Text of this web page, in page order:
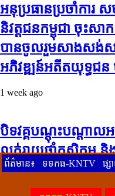
អនុប្រធានប្រចាំការ
និវត្តជនកម្ពុជា ចុះ
បានចូលរួមសាងសង់
អភិវឌ្ឍន៍អតីតយុទ្ធជន
1 week ago
បិទវគ្គបណ្តុះបណ្តាលអ
លក់រាយថ្នាំកសិកម្ម និ
អស់រយៈពេល 3 ថ្ងៃ
ព័ត៌មាន៖ ទទកធ-KNTV ផ្ស